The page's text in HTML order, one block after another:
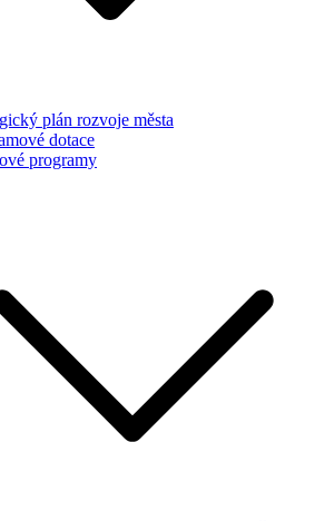
plán rozvoje města
dotace
programy